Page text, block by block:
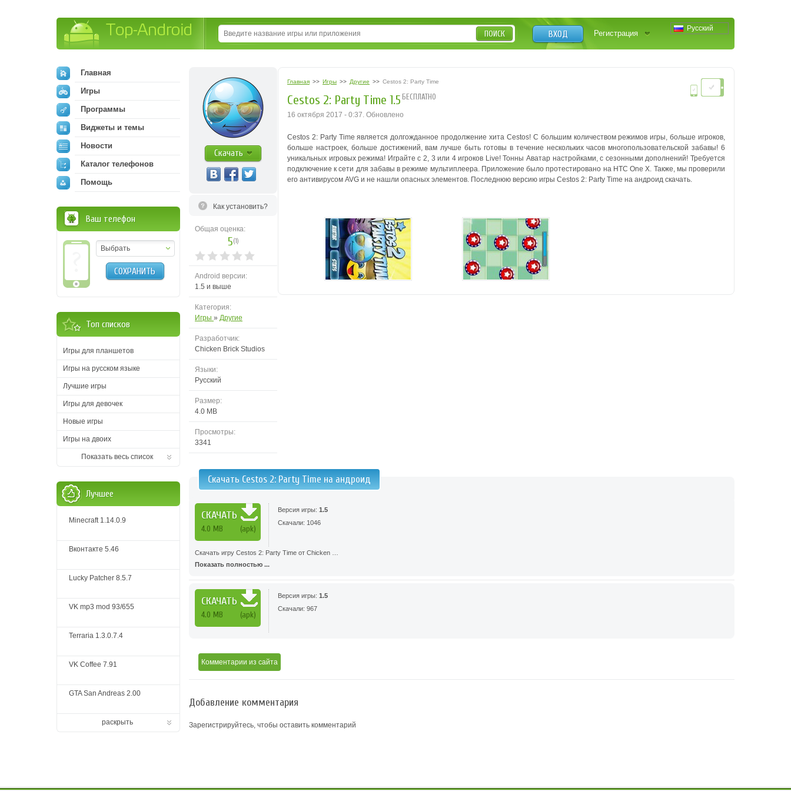
Русский
ВХОД Регистрация
ПОИСК
Скачать
Как установить?
Общая оценка:
5(1)
Android версии:
1.5 и выше
Категория:
Игры » Другие
Разработчик:
Chicken Brick Studios
Языки:
Русский
Размер:
4.0 MB
Просмотры:
3341
Главная >> Игры >> Другие >> Cestos 2: Party Time
Cestos 2: Party Time 1.5 БЕСПЛАТНО
16 октября 2017 - 0:37. Обновлено
Cestos 2: Party Time является долгожданное продолжение хита Cestos! С большим количеством режимов игры, больше игроков,
больше настроек, больше достижений, вам лучше быть готовы в течение нескольких часов многопользовательской забавы! 6
уникальных игровых режима! Играйте с 2, 3 или 4 игроков Live! Тонны Аватар настройками, с сезонными дополнений! Требуется
подключение к сети для забавы в режиме мультиплеера. Приложение было протестировано на HTC One X. Также, мы проверили
его антивирусом AVG и не нашли опасных элементов. Последнюю версию игры Cestos 2: Party Time на андроид скачать.
Скачать Cestos 2: Party Time на андроид
СКАЧАТЬ
4.0 MB (apk)
Версия игры: 1.5
Скачали: 1046
Скачать игру Cestos 2: Party Time от Chicken …
Показать полностью ...
СКАЧАТЬ
4.0 MB (apk)
Версия игры: 1.5
Скачали: 967
Комментарии из сайта
Добавление комментария
Зарегистрируйтесь, чтобы оставить комментарий
Главная
Игры
Программы
Виджеты и темы
Новости
Каталог телефонов
Помощь
Ваш телефон
Выбрать
СОХРАНИТЬ
Топ списков
Игры для планшетов
Игры на русском языке
Лучшие игры
Игры для девочек
Новые игры
Игры на двоих
Показать весь список
Лучшее
Minecraft 1.14.0.9
Вконтакте 5.46
Lucky Patcher 8.5.7
VK mp3 mod 93/655
Terraria 1.3.0.7.4
VK Coffee 7.91
GTA San Andreas 2.00
раскрыть